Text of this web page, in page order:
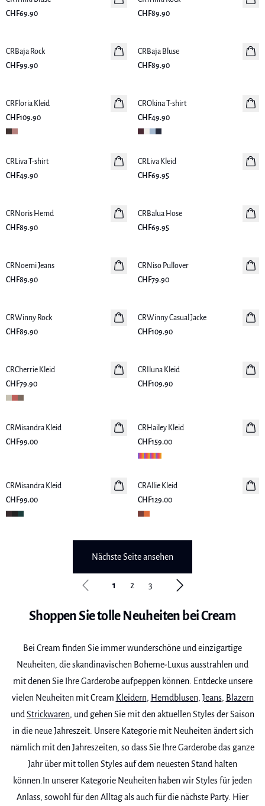
CHF69.90
CHF89.90
Neuheiten
CRBaja Rock
CHF99.90
Neuheiten
CRBaja Bluse
CHF89.90
Neuheiten
CRFloria Kleid
CHF109.90
Neuheiten
CROkina T-shirt
CHF49.90
Neuheiten
CRLiva T-shirt
CHF49.90
Neuheiten
CRLiva Kleid
CHF69.95
Neuheiten
CRNoris Hemd
CHF89.90
Neuheiten
CRBalua Hose
CHF69.95
Neuheiten
CRNoemi Jeans
CHF89.90
Neuheiten
CRNiso Pullover
CHF79.90
Neuheiten
CRWinny Rock
CHF89.90
Neuheiten
CRWinny Casual Jacke
CHF109.90
Neuheiten
CRCherrie Kleid
CHF79.90
Neuheiten
CRIluna Kleid
CHF109.90
Neuheiten
CRMisandra Kleid
CHF99.00
Neuheiten
CRHailey Kleid
CHF159.00
Neuheiten
CRMisandra Kleid
CHF99.00
Neuheiten
CRAllie Kleid
CHF129.00
Nächste Seite ansehen
1 2 3
Shoppen Sie tolle Neuheiten bei Cream
Bei Cream finden Sie immer wunderschöne und einzigartige
Neuheiten, die skandinavischen Boheme-Luxus ausstrahlen und
mit denen Sie Ihre Garderobe aufpeppen können. Entdecke unsere
vielen Neuheiten mit Cream Kleidern, Hemdblusen, Jeans, Blazern
und Strickwaren, und gehen Sie mit den aktuellen Styles der Saison
in die neue Jahreszeit. Unsere Kategorie mit Neuheiten ändert sich
nämlich mit den Jahreszeiten, so dass Sie Ihre Garderobe das ganze
Jahr über mit tollen Styles auf dem neuesten Stand halten
können.In unserer Kategorie Neuheiten haben wir Styles für jeden
Anlass, sowohl für den Alltag als auch für die nächste Party. Hier